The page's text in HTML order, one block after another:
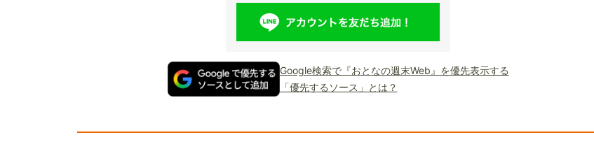
Google検索で『おとなの週末Web』を優先表示する
「優先するソース」とは？